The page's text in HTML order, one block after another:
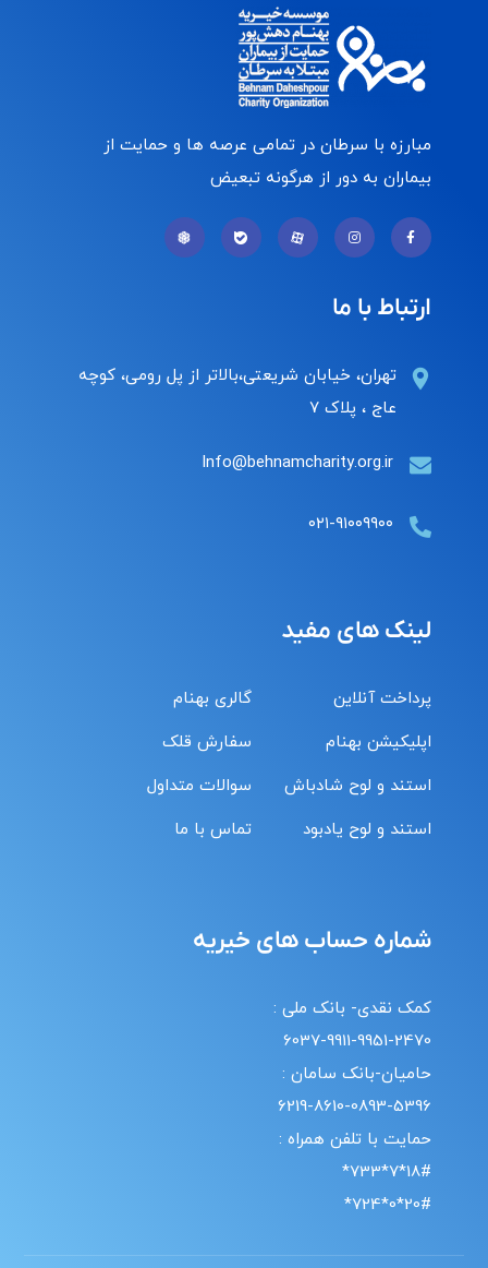
مبارزه با سرطان در تمامی عرصه ها و حمایت از
بیماران به دور از هرگونه تبعیض
ارتباط با ما
تهران، خیابان شریعتی،بالاتر از پل رومی، کوچه
عاج ، پلاک ۷
Info@behnamcharity.org.ir
۰۲۱-۹۱۰۰۹۹۰۰
لینک های مفید
پرداخت آنلاین
اپلیکیشن بهنام
استند و لوح شادباش
استند و لوح یادبود
گالری بهنام
سفارش قلک
سوالات متداول
تماس با ما
شماره حساب های خیریه
کمک نقدی- بانک ملی :
6037-9911-9951-2470
حامیان-بانک سامان :
6219-8610-0893-5396
حمایت با تلفن همراه :
18#*7*733*
20#*0*724*